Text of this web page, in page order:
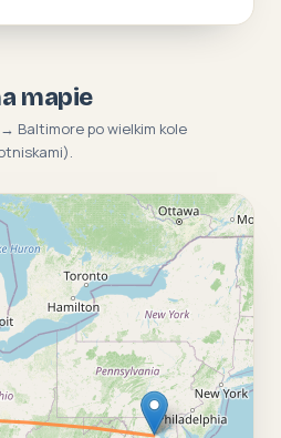
mapie
Baltimore po wielkim kole